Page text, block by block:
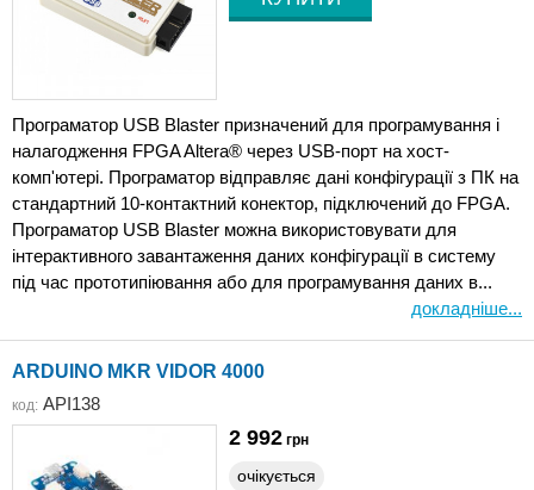
Програматор USB Blaster призначений для програмування і
налагодження FPGA Altera® через USB-порт на хост-
комп'ютері. Програматор відправляє дані конфігурації з ПК на
стандартний 10-контактний конектор, підключений до FPGA.
Програматор USB Blaster можна використовувати для
інтерактивного завантаження даних конфігурації в систему
під час прототипіювання або для програмування даних в...
докладніше...
ARDUINO MKR VIDOR 4000
код: API138
2 992 грн
очікується